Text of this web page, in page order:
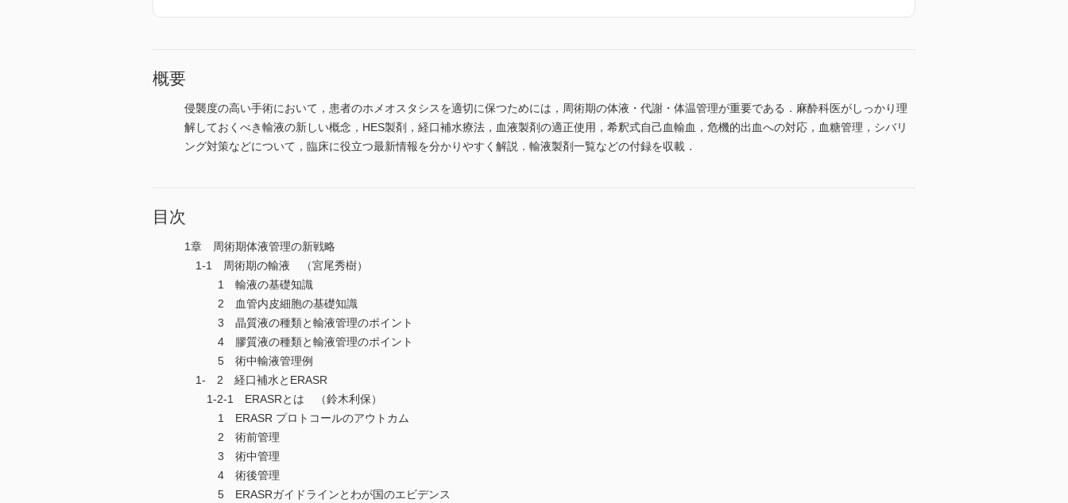
概要
侵襲度の高い手術において，患者のホメオスタシスを適切に保つためには，周術期の体液・代謝・体温管理が重要である．麻酔科医がしっかり理
解しておくべき輸液の新しい概念，HES製剤，経口補水療法，血液製剤の適正使用，希釈式自己血輸血，危機的出血への対応，血糖管理，シバリ
ング対策などについて，臨床に役立つ最新情報を分かりやすく解説．輸液製剤一覧などの付録を収載．
目次
1章 周術期体液管理の新戦略
1-1 周術期の輸液 （宮尾秀樹）
1 輸液の基礎知識
2 血管内皮細胞の基礎知識
3 晶質液の種類と輸液管理のポイント
4 膠質液の種類と輸液管理のポイント
5 術中輸液管理例
1- 2 経口補水とERASR
1-2-1 ERASRとは （鈴木利保）
1 ERASR プロトコールのアウトカム
2 術前管理
3 術中管理
4 術後管理
5 ERASRガイドラインとわが国のエビデンス